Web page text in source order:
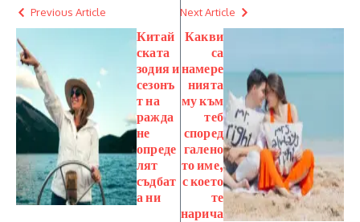
Previous Article
Китай
ската
зодия и
сезонъ
т на
ражда
не
опреде
лят
съдбат
а ни
Next Article
Какви
са
намере
нията
му към
теб
според
галено
то име,
с което
те
нарича